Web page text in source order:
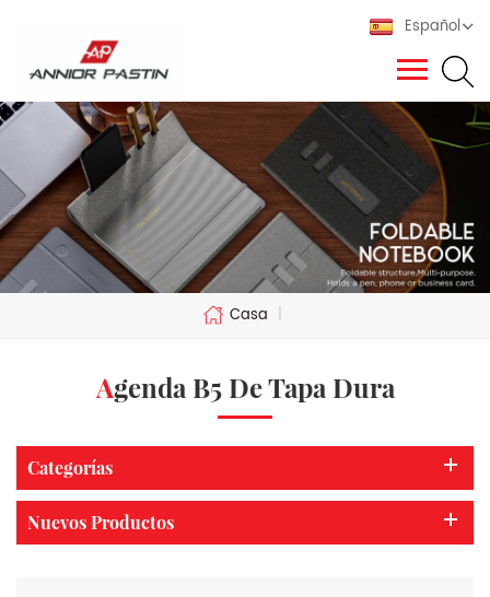
Español
Casa |
Agenda B5 De Tapa Dura
Categorías
Nuevos Productos